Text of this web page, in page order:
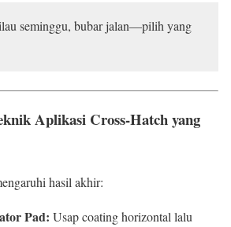
seminggu, bubar jalan—pilih yang
Aplikasi Cross-Hatch yang
hasil akhir:
Pad: Usap coating horizontal lalu